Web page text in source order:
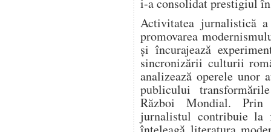
i-a consolidat prestigiul
Activitatea jurnalistică
promovarea
și încurajează
sincronizării culturii
analizează operele unor
publicului
Război Mondial. Prin
jurnalistul contribuie la